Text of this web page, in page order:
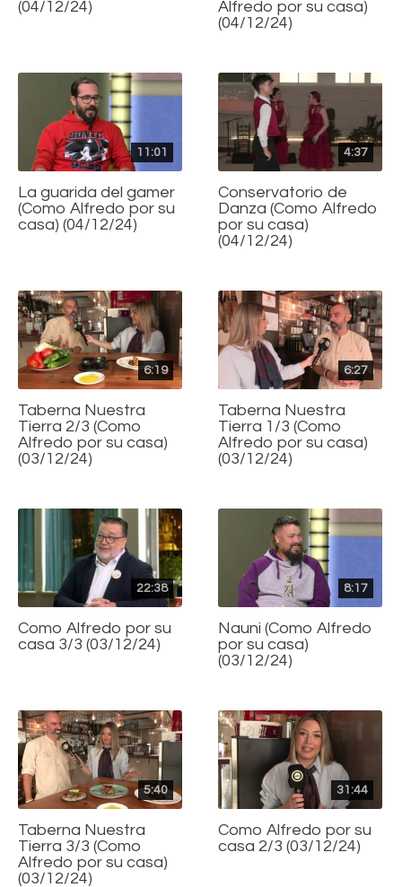
(04/12/24)
Alfredo por su casa)
(04/12/24)
11:01
La guarida del gamer
(Como Alfredo por su
casa) (04/12/24)
4:37
Conservatorio de
Danza (Como Alfredo
por su casa)
(04/12/24)
6:19
Taberna Nuestra
Tierra 2/3 (Como
Alfredo por su casa)
(03/12/24)
6:27
Taberna Nuestra
Tierra 1/3 (Como
Alfredo por su casa)
(03/12/24)
22:38
Como Alfredo por su
casa 3/3 (03/12/24)
8:17
Nauni (Como Alfredo
por su casa)
(03/12/24)
5:40
Taberna Nuestra
Tierra 3/3 (Como
Alfredo por su casa)
(03/12/24)
31:44
Como Alfredo por su
casa 2/3 (03/12/24)